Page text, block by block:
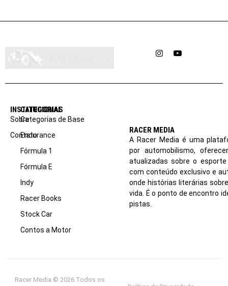
InstagramYouTube
INSTITUCIONAL
Sobre
Contato
CATEGORIAS
Categorias de Base
Endurance
Fórmula 1
Fórmula E
Indy
Racer Books
Stock Car
Contos a Motor
RACER MEDIA
A Racer Media é uma
por automobilismo,
atualizadas sobre o
com conteúdo exclusivo e
onde histórias literárias
vida. É o ponto de encontro
pistas.
Racer Media © 2026 Todos os